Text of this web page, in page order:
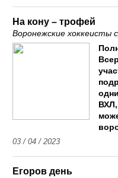
На кону – трофей
Воронежские хоккеисты
03 / 04 / 2023
Егоров день